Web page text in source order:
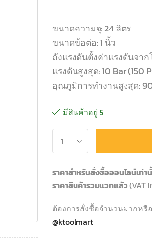
ขนาดความจุ: 24 ลิตร
ขนาดข้อต่อ: 1 นิ้ว
ถังแรงดันตั้งค่าแรงดันจาก
แรงดันสูงสุด: 10 Bar (150
อุณภูมิการทำงานสูงสุด:
มีสินค้าอยู่ 5
ราคาสำหรับสั่งซื้อออนไลน์เท่า
ราคาสินค้ารวมแวทแล้ว(VAT
ต้องการสั่งซื้อจำนวนมากหรื
@ktoolmart